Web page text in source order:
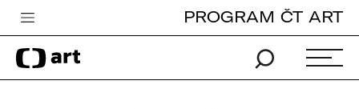
Česká televize
Zpravodajství
PROGRAM ČT ART